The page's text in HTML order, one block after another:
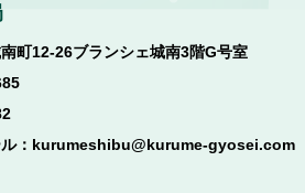
町12-26ブランシェ城南3階G号室
ル：kurumeshibu@kurume-gyosei.com